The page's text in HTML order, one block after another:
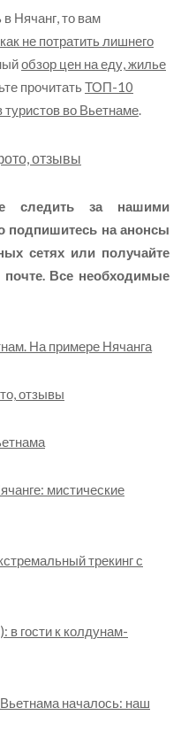
Нячанг, то вам
как не потратить лишнего
обзор цен на еду, жилье
прочитатьТОП-10
во Вьетнаме.
отзывы
следить за нашими
подпишитесь на анонсы
сетях или получайте
почте. Все необходимые
На примере Нячанга
отзывы
мистические
трекинг с
в гости к колдунам-
началось: наш